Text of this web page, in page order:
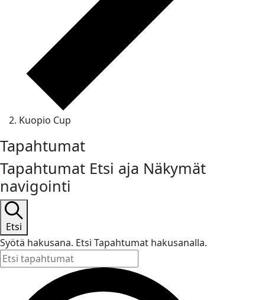
Kuopio Cup
Tapahtumat
Tapahtumat Etsi aja Näkymät
navigointi
Etsi
Syötä hakusana. Etsi Tapahtumat hakusanalla.